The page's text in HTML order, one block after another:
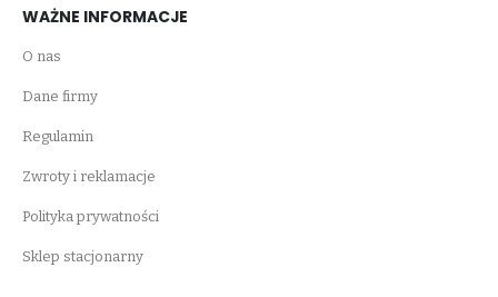
WAŻNE INFORMACJE
O nas
Dane firmy
Regulamin
Zwroty i reklamacje
Polityka prywatności
Sklep stacjonarny